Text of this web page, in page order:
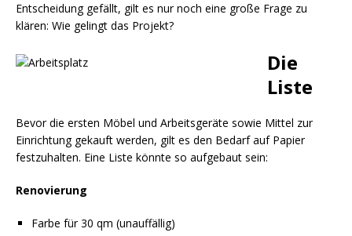
Entscheidung gefällt, gilt es nur noch eine große Frage zu
klären: Wie gelingt das Projekt?
Die
Liste
Bevor die ersten Möbel und Arbeitsgeräte sowie Mittel zur
Einrichtung gekauft werden, gilt es den Bedarf auf Papier
festzuhalten. Eine Liste könnte so aufgebaut sein:
Renovierung
Farbe für 30 qm (unauffällig)